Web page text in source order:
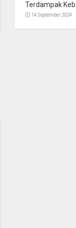
Terdampak
14 September 2024